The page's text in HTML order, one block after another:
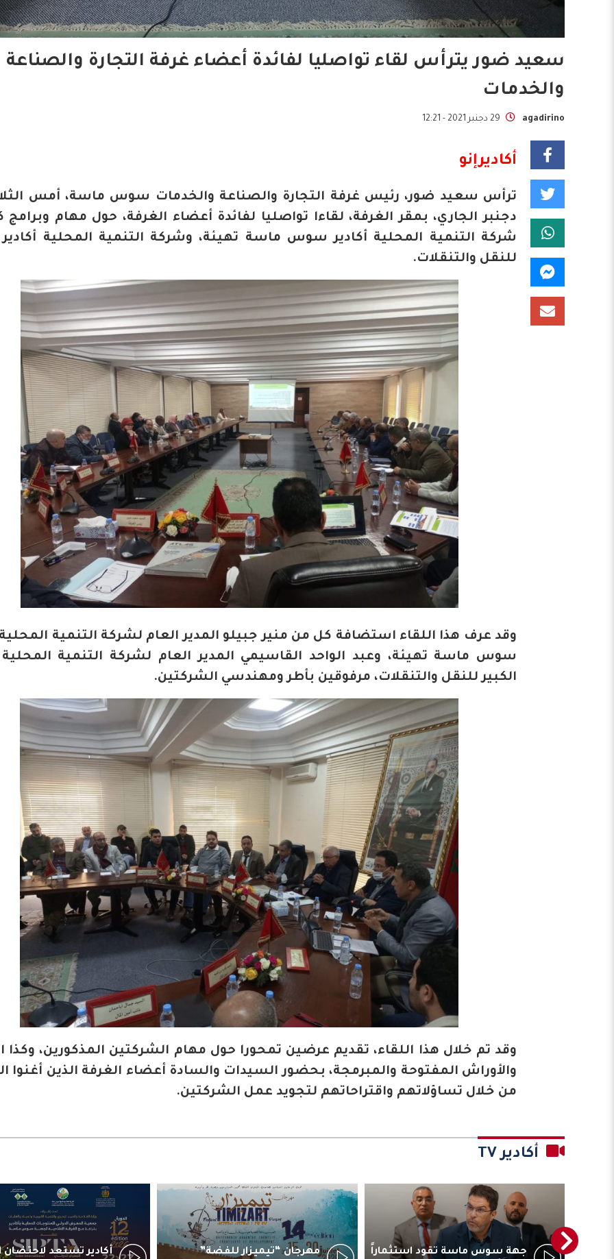
سعيد ضور يترأس لقاء تواصليا لفائدة أعضاء غرفة التجارة والصناعة
والخدمات
agadirino 29 دجنبر 2021 - 12:21
أكاديرإنو
دجنبر الجاري، بمقر الغرفة، لقاءا تواصليا لفائدة أعضاء الغرفة، حول مهام
شركة التنمية المحلية أكادير سوس ماسة تهيئة، وشركة التنمية المحلية أكادير
للنقل والتنقلات.
وقد عرف هذا اللقاء استضافة كل من منير جبيلو المدير العام لشركة التنمية المحلية
سوس ماسة تهيئة، وعبد الواحد القاسيمي المدير العام لشركة التنمية المحلية
الكبير للنقل والتنقلات، مرفوقين بأطر ومهندسي الشركتين.
وقد تم خلال هذا اللقاء، تقديم عرضين تمحورا حول مهام الشركتين المذكورين، وكذا
والأوراش المفتوحة والمبرمجة، بحضور السيدات والسادة أعضاء الغرفة الذين أغنوا
من خلال تساؤلاتهم واقتراحاتهم لتجويد عمل الشركتين.
أكادير TV
جهة سوس ماسة تقود استثماراً
مهرجان “تيميزار للفضة”